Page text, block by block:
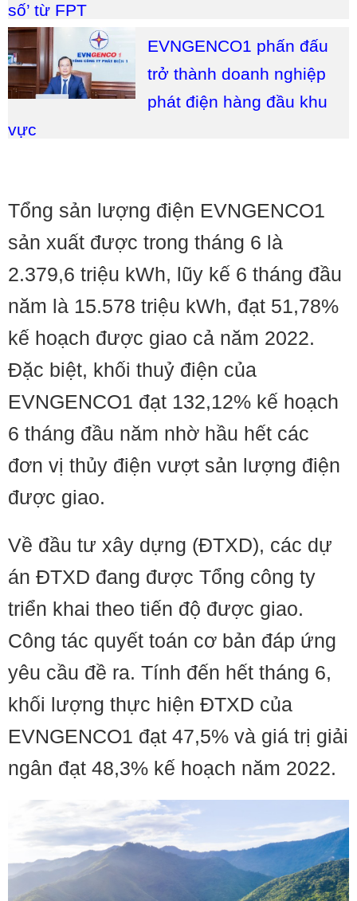
số’ từ FPT
EVNGENCO1 phấn đấu
trở thành doanh nghiệp
phát điện hàng đầu khu
vực
Tổng sản lượng điện EVNGENCO1
sản xuất được trong tháng 6 là
2.379,6 triệu kWh, lũy kế 6 tháng đầu
năm là 15.578 triệu kWh, đạt 51,78%
kế hoạch được giao cả năm 2022.
Đặc biệt, khối thuỷ điện của
EVNGENCO1 đạt 132,12% kế hoạch
6 tháng đầu năm nhờ hầu hết các
đơn vị thủy điện vượt sản lượng điện
được giao.
Về đầu tư xây dựng (ĐTXD), các dự
án ĐTXD đang được Tổng công ty
triển khai theo tiến độ được giao.
Công tác quyết toán cơ bản đáp ứng
yêu cầu đề ra. Tính đến hết tháng 6,
khối lượng thực hiện ĐTXD của
EVNGENCO1 đạt 47,5% và giá trị giải
ngân đạt 48,3% kế hoạch năm 2022.